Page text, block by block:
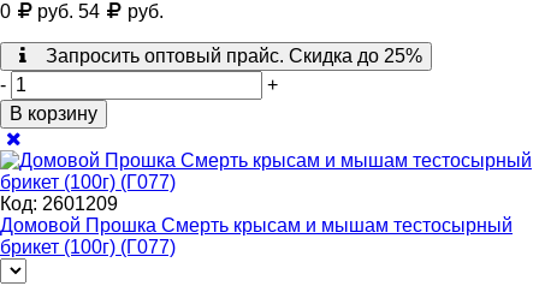
0 руб. 54 руб.
Запросить оптовый прайс. Скидка до 25%
-
+
В корзину
Код: 2601209
Домовой Прошка Смерть крысам и мышам тестосырный
брикет (100г) (Г077)